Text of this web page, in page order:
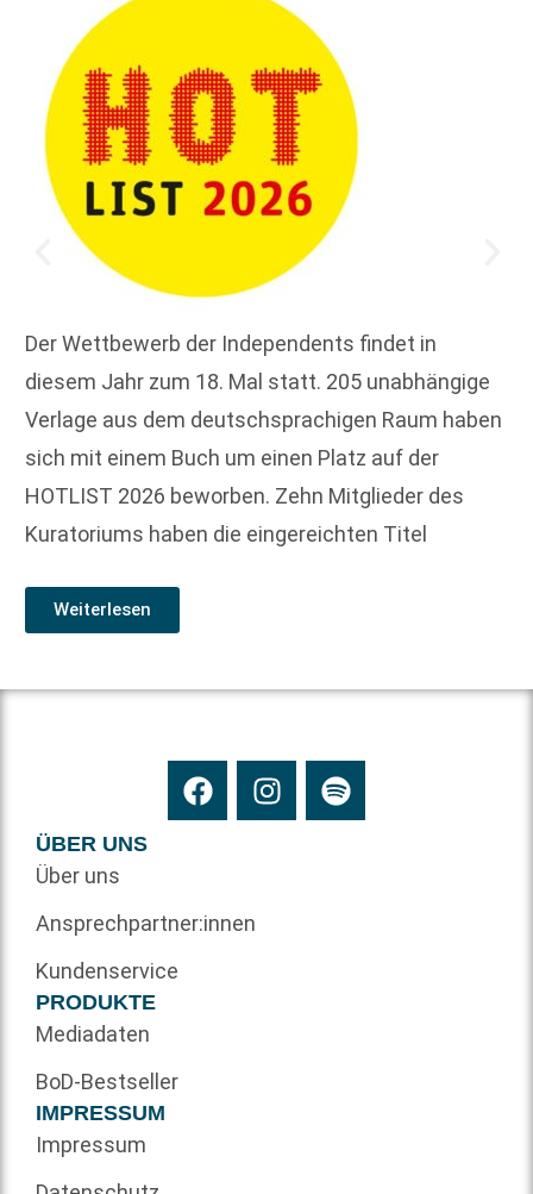
Der Wettbewerb der Independents findet in
diesem Jahr zum 18. Mal statt. 205 unabhängige
Verlage aus dem deutschsprachigen Raum haben
sich mit einem Buch um einen Platz auf der
HOTLIST 2026 beworben. Zehn Mitglieder des
Kuratoriums haben die eingereichten Titel
Weiterlesen
ÜBER UNS
Über uns
Ansprechpartner:innen
Kundenservice
PRODUKTE
Mediadaten
BoD-Bestseller
IMPRESSUM
Impressum